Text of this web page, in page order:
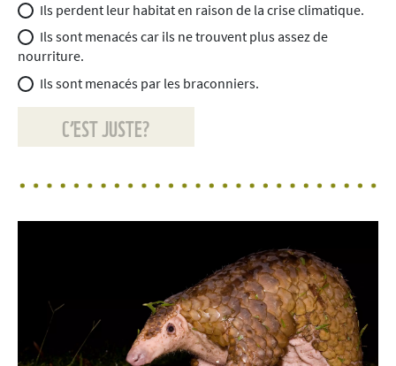
Ils perdent leur habitat en raison de la crise climatique.
Ils sont menacés car ils ne trouvent plus assez de
nourriture.
Ils sont menacés par les braconniers.
C’EST JUSTE?